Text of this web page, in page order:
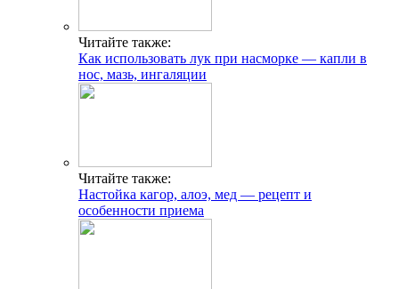
Читайте также:
Как использовать лук при насморке — капли в
нос, мазь, ингаляции
Читайте также:
Настойка кагор, алоэ, мед — рецепт и
особенности приема